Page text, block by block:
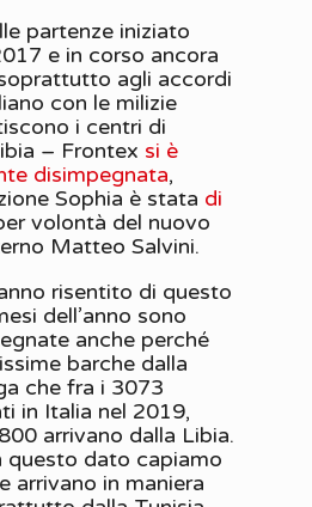
partenze iniziato
e in corso ancora
agli accordi
con le milizie
i centri di
– Frontex si è
disimpegnata,
Sophia è stata di
volontà del nuovo
Matteo Salvini.
risentito di questo
dell’anno sono
anche perché
barche dalla
che fra i 3073
in Italia nel 2019,
arrivano dalla Libia.
questo dato capiamo
arrivano in maniera